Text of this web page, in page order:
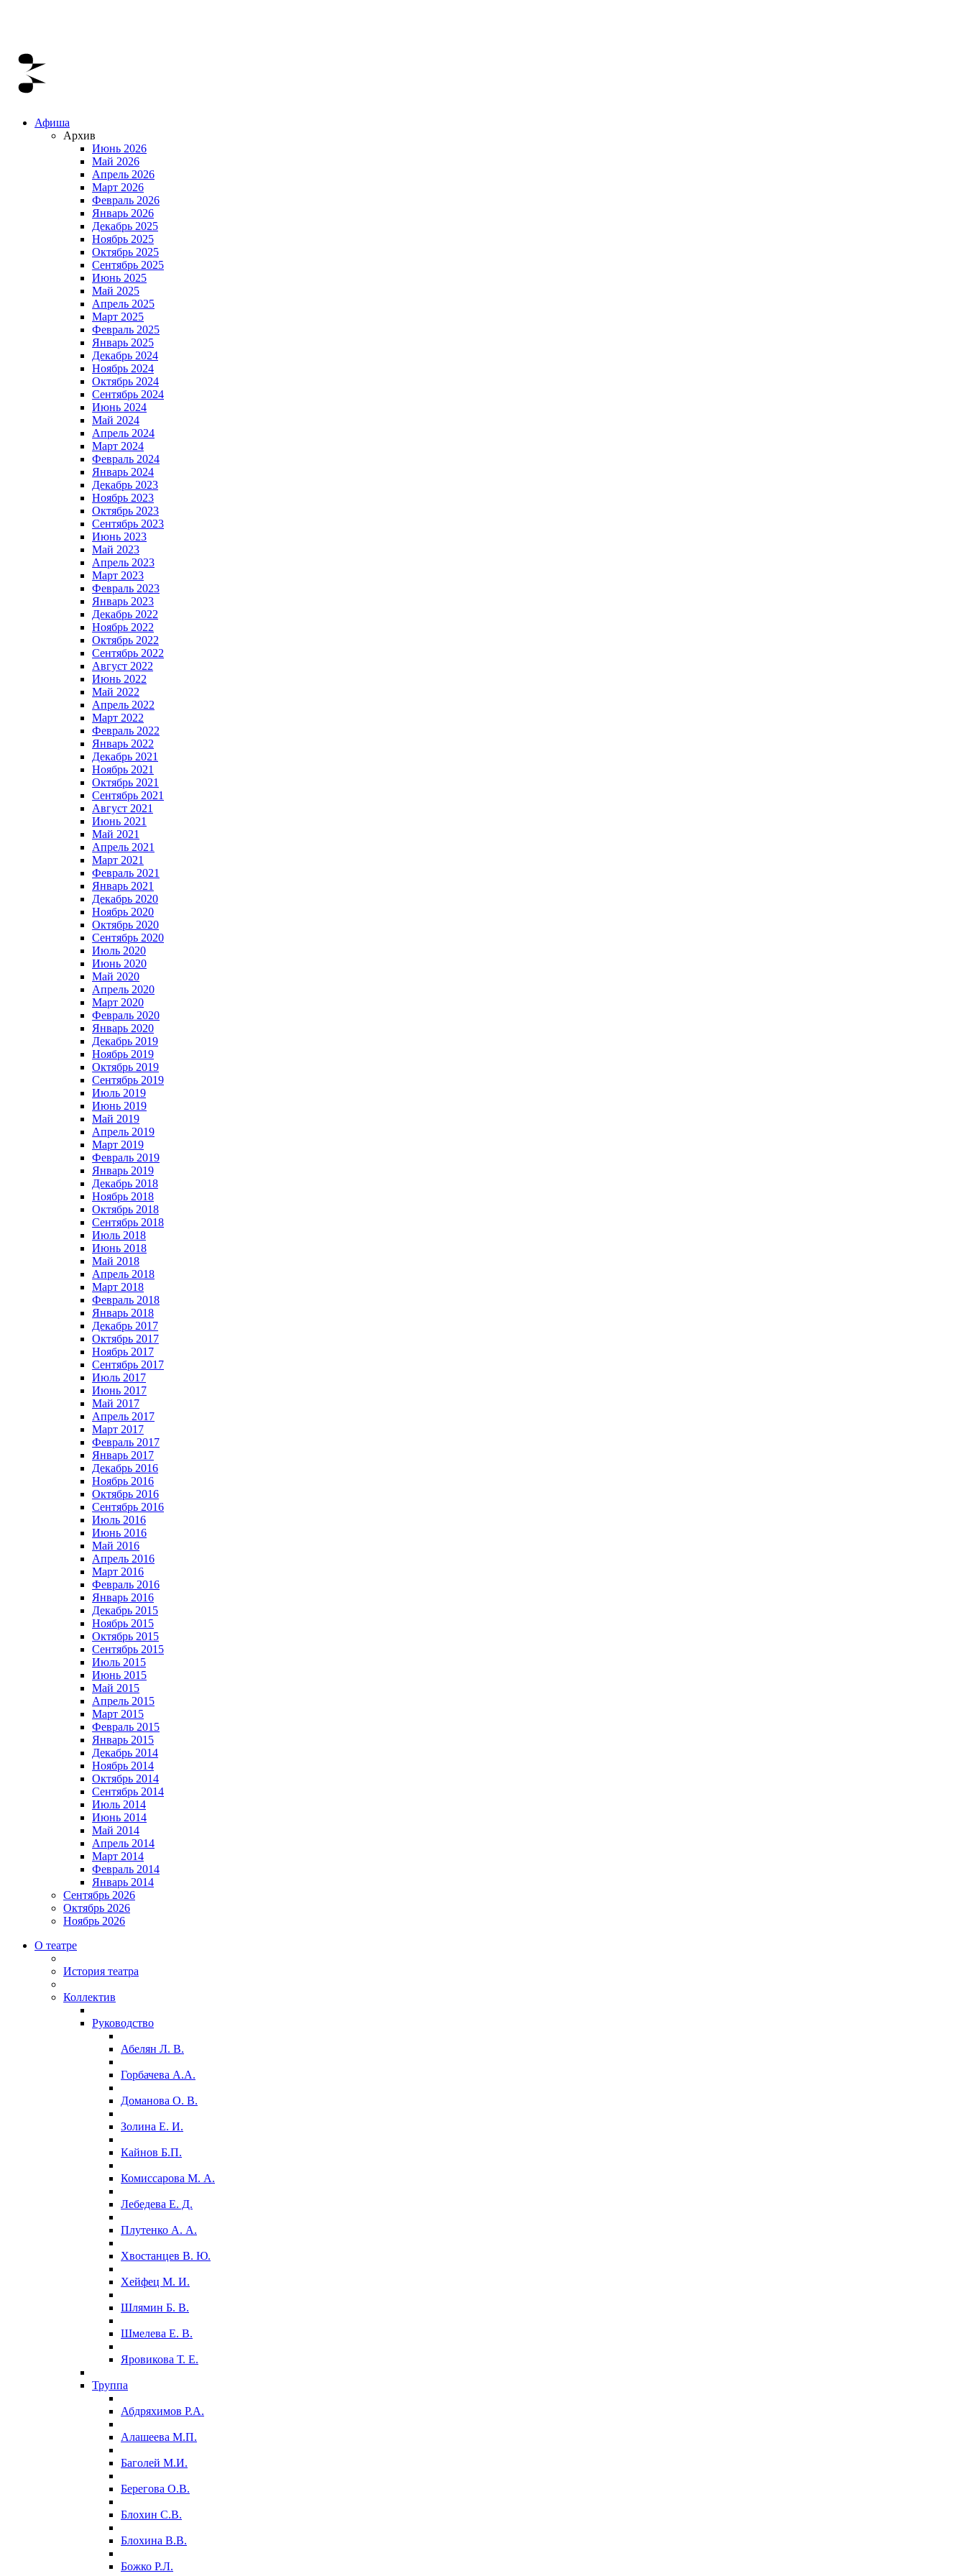
Афиша
Архив
Июнь 2026
Май 2026
Апрель 2026
Март 2026
Февраль 2026
Январь 2026
Декабрь 2025
Ноябрь 2025
Октябрь 2025
Сентябрь 2025
Июнь 2025
Май 2025
Апрель 2025
Март 2025
Февраль 2025
Январь 2025
Декабрь 2024
Ноябрь 2024
Октябрь 2024
Сентябрь 2024
Июнь 2024
Май 2024
Апрель 2024
Март 2024
Февраль 2024
Январь 2024
Декабрь 2023
Ноябрь 2023
Октябрь 2023
Сентябрь 2023
Июнь 2023
Май 2023
Апрель 2023
Март 2023
Февраль 2023
Январь 2023
Декабрь 2022
Ноябрь 2022
Октябрь 2022
Сентябрь 2022
Август 2022
Июнь 2022
Май 2022
Апрель 2022
Март 2022
Февраль 2022
Январь 2022
Декабрь 2021
Ноябрь 2021
Октябрь 2021
Сентябрь 2021
Август 2021
Июнь 2021
Май 2021
Апрель 2021
Март 2021
Февраль 2021
Январь 2021
Декабрь 2020
Ноябрь 2020
Октябрь 2020
Сентябрь 2020
Июль 2020
Июнь 2020
Май 2020
Апрель 2020
Март 2020
Февраль 2020
Январь 2020
Декабрь 2019
Ноябрь 2019
Октябрь 2019
Сентябрь 2019
Июль 2019
Июнь 2019
Май 2019
Апрель 2019
Март 2019
Февраль 2019
Январь 2019
Декабрь 2018
Ноябрь 2018
Октябрь 2018
Сентябрь 2018
Июль 2018
Июнь 2018
Май 2018
Апрель 2018
Март 2018
Февраль 2018
Январь 2018
Декабрь 2017
Октябрь 2017
Ноябрь 2017
Сентябрь 2017
Июль 2017
Июнь 2017
Май 2017
Апрель 2017
Март 2017
Февраль 2017
Январь 2017
Декабрь 2016
Ноябрь 2016
Октябрь 2016
Сентябрь 2016
Июль 2016
Июнь 2016
Май 2016
Апрель 2016
Март 2016
Февраль 2016
Январь 2016
Декабрь 2015
Ноябрь 2015
Октябрь 2015
Сентябрь 2015
Июль 2015
Июнь 2015
Май 2015
Апрель 2015
Март 2015
Февраль 2015
Январь 2015
Декабрь 2014
Ноябрь 2014
Октябрь 2014
Сентябрь 2014
Июль 2014
Июнь 2014
Май 2014
Апрель 2014
Март 2014
Февраль 2014
Январь 2014
Сентябрь 2026
Октябрь 2026
Ноябрь 2026
О театре
История театра
Коллектив
Руководство
Абелян Л. В.
Горбачева А.А.
Доманова О. В.
Золина Е. И.
Кайнов Б.П.
Комиссарова М. А.
Лебедева Е. Д.
Плутенко А. А.
Хвостанцев В. Ю.
Хейфец М. И.
Шлямин Б. В.
Шмелева Е. В.
Яровикова Т. Е.
Труппа
Абдряхимов Р.А.
Алашеева М.П.
Баголей М.И.
Берегова О.В.
Блохин С.В.
Блохина В.В.
Божко Р.Л.